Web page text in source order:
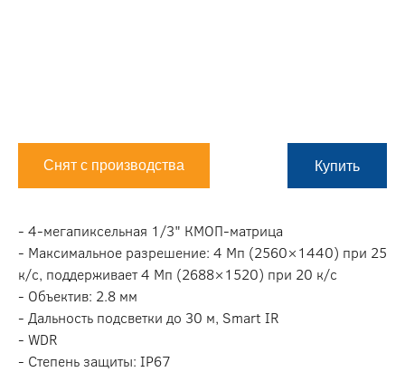
Снят с производства Купить
- 4-мегапиксельная 1/3" КМОП-матрица
- Максимальное разрешение: 4 Мп (2560×1440) при 25
к/с, поддерживает 4 Мп (2688×1520) при 20 к/с
- Объектив: 2.8 мм
- Дальность подсветки до 30 м, Smart IR
- WDR
- Степень защиты: IP67